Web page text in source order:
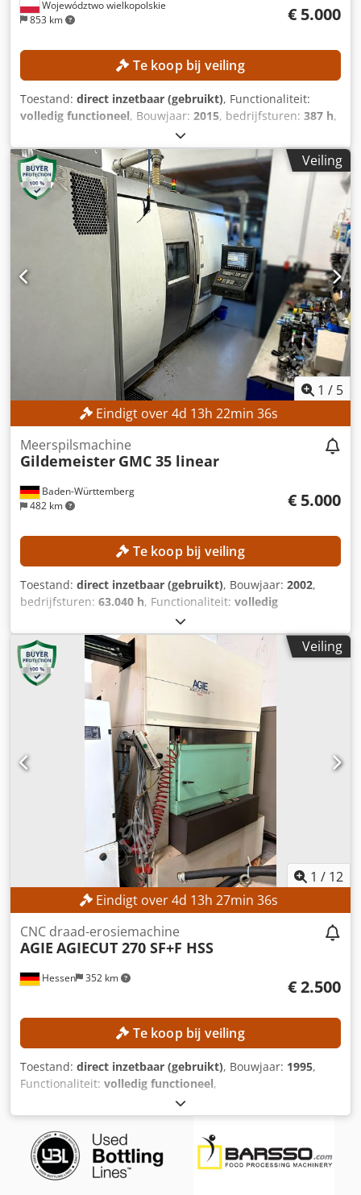
Województwo wielkopolskie
853 km
€ 5.000
Te koop bij veiling
Toestand: direct inzetbaar (gebruikt), Functionaliteit:
volledig functioneel, Bouwjaar: 2015, bedrijfsturen: 387 h,
0200245029
14.000 mm, TECHNISCHE SPECIFICATIES Werkhoogte: 14 m
Aandrijving: 4 × 4 MACHINEGEGEVENS Platformbelasting:
max. 360 kg Aantal personen: max. 2 Toelaatbaar
laadgewicht: max. 200 kg Handkracht: max. 400 N
Windsnelheid: max. 12,5 m/s Gebruiksuren: 387 uur
UITRUSTING Crsdpfxezrgxzo Ag Uof Lader Externe
referentie: SL15850SP
Veiling
1 / 5
Eindigt over4d 13h 22min 35s
Baden-Württemberg
482 km
Meerspilsmachine
Gildemeister GMC 35 linear
€ 5.000
Te koop bij veiling
Toestand: direct inzetbaar (gebruikt), Bouwjaar: 2002,
bedrijfsturen: 63.040 h, Functionaliteit: volledig
, Geen minimum prijs – gegarandeerde
verkoop tegen het hoogste bod! TECHNISCHE DETAILS
Machineconfiguratie Bovenste lineaire geleider: 2 stuks
Freeseenheid: 1 stuk Dwarsbooreenheden: 2 stuks Vaste
frontspindel: 1 stuk Bewerkingsunits Draaitafel 6: Alleen
verplaatsbaar in de X-as Frontpositie 1: Roterende, vaste
spindel, alleen voor- en achteruit te bewegen Frontposities
2 t/m 4: Roterende, volledig regelbare spindels
Frontpositie 5: Interne as voor het bewerken van interne
contouren en radii Frontpositie 6: Aangedreven afname-
spindel met een achterste bewerkingsslede en twee
gereedschappen, verplaatsbaar naar de kijkzijde Volledige
elektronische uitrusting Elektronisch aan te sluiten extra
aandrijvingen op de frontposities en zes draaitafels
Crodpfezrgnpsx Ag Uef MACHINE-DETAILS Aantal
draaiuren: 98.119 uur Aantal spindeluren: 63.040 uur
UITRUSTING Spanentransporteur
Hoogdrukkogelkoelsysteem Stafvoorlader Freeseenheid
Twee dwarsbooreenheden Spantangen
Reserveonderdelen Elektronische componenten voor de
besturingskast Nieuwe vaste frontspindel
Veiling
1 / 12
Eindigt over4d 13h 27min 35s
Hessen 352 km
CNC draad-erosiemachine
AGIE AGIECUT 270 SF+F HSS
€ 2.500
Te koop bij veiling
Toestand: direct inzetbaar (gebruikt), Bouwjaar: 1995,
Functionaliteit: volledig functioneel,
193.006
X-as:350 mm, verplaatsing Y-as:250 mm,
verplaatsingsafstand Z-as:
256 mm, Draaddiameter (max.):
0,33 mm , controller model:
AGIEVISION / AGIE HSS-
Steuerung, Geen minimumverkoopprijs – gegarandeerde
verkoop tegen het hoogste bod! TECHNISCHE GEGEVENS